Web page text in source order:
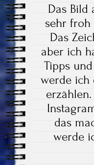
Das Bild
sehr froh
Das
aber ich
Tipps
werde ich
das
werde